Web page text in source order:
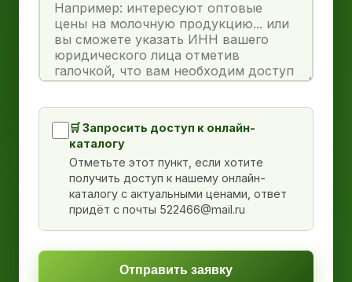
🛒 Запросить доступ к онлайн-
каталогу
Отметьте этот пункт, если хотите
получить доступ к нашему онлайн-
каталогу с актуальными ценами, ответ
придёт с почты 522466@mail.ru
Отправить заявку